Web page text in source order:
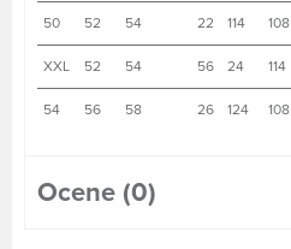
50 52 54 22 114 108
XXL 52 54 56 24 114
54 56 58 26 124 108
Ocene (0)